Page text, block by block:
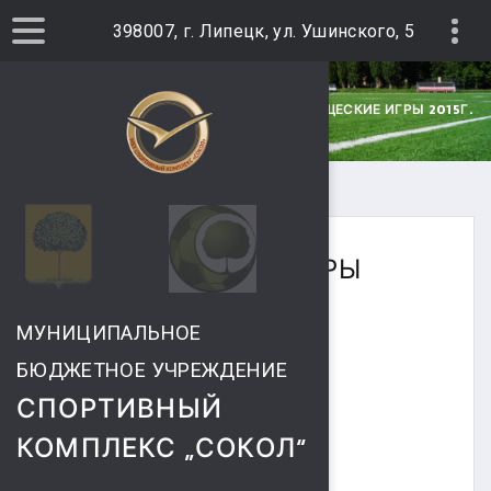
398007, г. Липецк, ул. Ушинского, 5
МУНИЦИПАЛЬНОЕ
БЮДЖЕТНОЕ УЧРЕЖДЕНИЕ
СПОРТИВНЫЙ
КОМПЛЕКС „СОКОЛ“
АРХИВ НОВОСТЕЙ ТОВАРИЩЕСКИЕ ИГРЫ 2015Г.
ТОВАРИЩЕСКИЕ ИГРЫ
ЛИПЕЦКАЯ
РЕГИОНАЛЬНАЯ
СПОРТИВНАЯ